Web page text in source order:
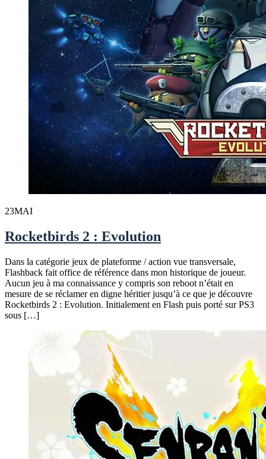
23MAI
Rocketbirds 2 : Evolution
Dans la catégorie jeux de plateforme / action vue transversale,
Flashback fait office de référence dans mon historique de joueur.
Aucun jeu à ma connaissance y compris son reboot n’était en
mesure de se réclamer en digne héritier jusqu’à ce que je découvre
Rocketbirds 2 : Evolution. Initialement en Flash puis porté sur PS3
sous […]